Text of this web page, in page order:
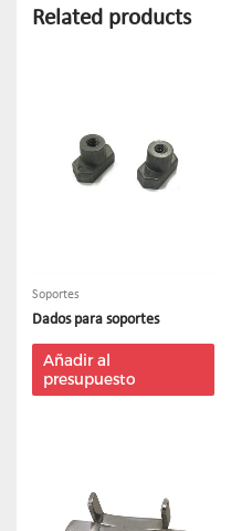
Related products
Soportes
Dados para soportes
Añadir al
presupuesto